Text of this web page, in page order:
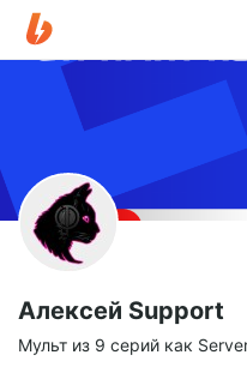
Алексей Support
Мульт из 9 серий как